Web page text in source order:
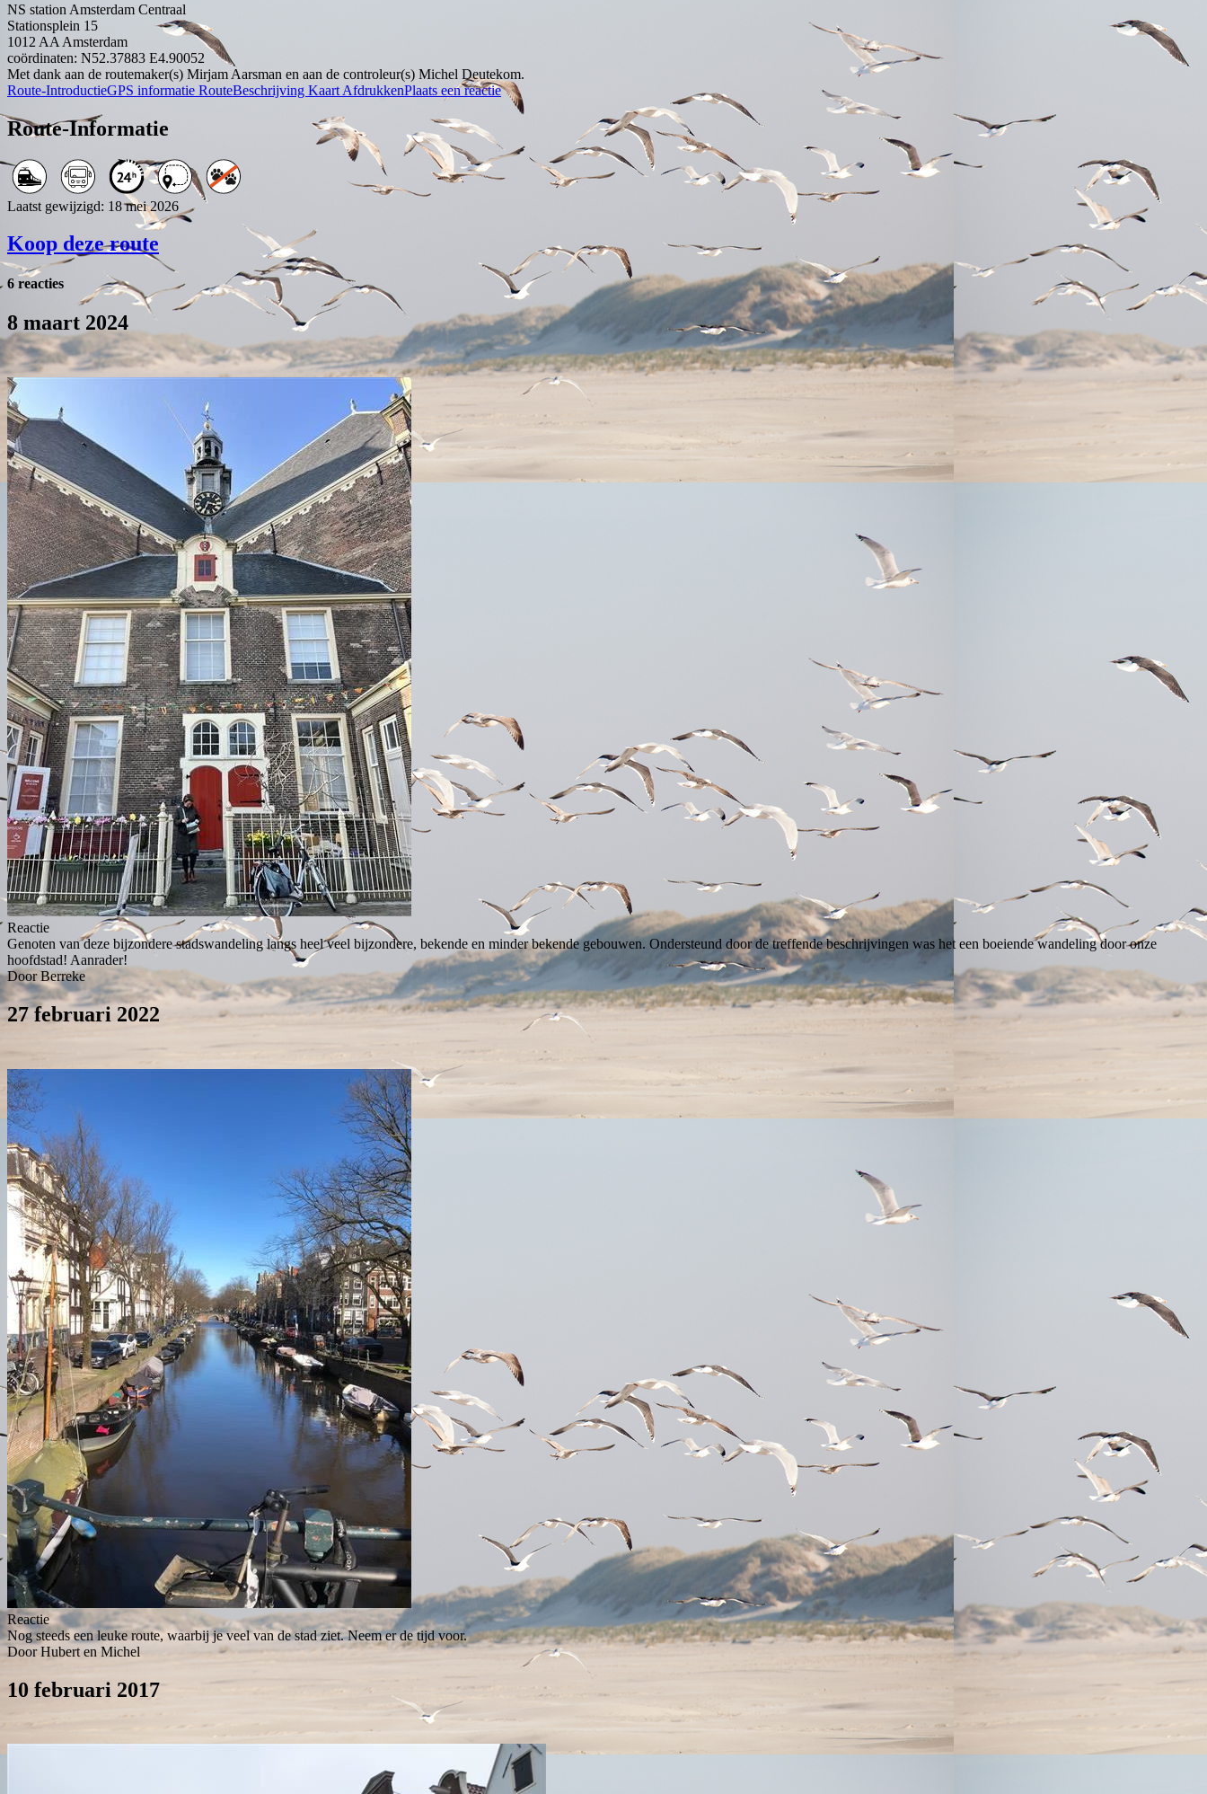
NS station Amsterdam Centraal
Stationsplein 15
1012 AA Amsterdam
coördinaten: N52.37883 E4.90052
Met dank aan de routemaker(s) Mirjam Aarsman en aan de controleur(s) Michel Deutekom.
Route-IntroductieGPS informatie RouteBeschrijving Kaart AfdrukkenPlaats een reactie
Route-Informatie
Laatst gewijzigd: 18 mei 2026
Koop deze route
6 reacties
8 maart 2024
Reactie
Genoten van deze bijzondere stadswandeling langs heel veel bijzondere, bekende en minder bekende gebouwen. Ondersteund door de treffende beschrijvingen was het een boeiende wandeling door onze
hoofdstad! Aanrader!
Door Berreke
27 februari 2022
Reactie
Nog steeds een leuke route, waarbij je veel van de stad ziet. Neem er de tijd voor.
Door Hubert en Michel
10 februari 2017